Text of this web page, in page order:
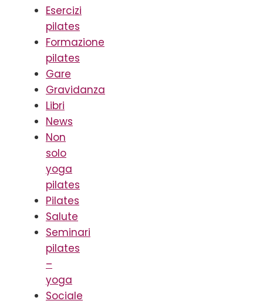
Esercizi
pilates
Formazione
pilates
Gare
Gravidanza
Libri
News
Non
solo
yoga
pilates
Pilates
Salute
Seminari
pilates
–
yoga
Sociale